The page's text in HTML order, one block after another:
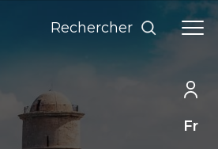
Fr
Rechercher